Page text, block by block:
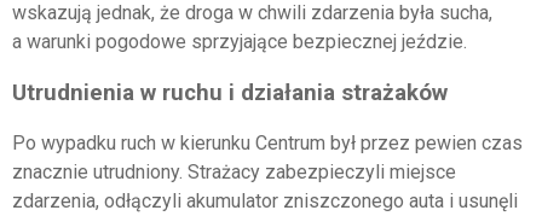
wskazują jednak, że droga w chwili zdarzenia była sucha,
a warunki pogodowe sprzyjające bezpiecznej jeździe.
Utrudnienia w ruchu i działania strażaków
Po wypadku ruch w kierunku Centrum był przez pewien czas
znacznie utrudniony. Strażacy zabezpieczyli miejsce
zdarzenia, odłączyli akumulator zniszczonego auta i usunęli